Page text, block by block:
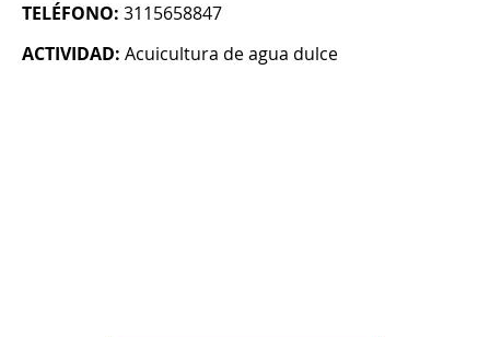
TELÉFONO: 3115658847
ACTIVIDAD: Acuicultura de agua dulce